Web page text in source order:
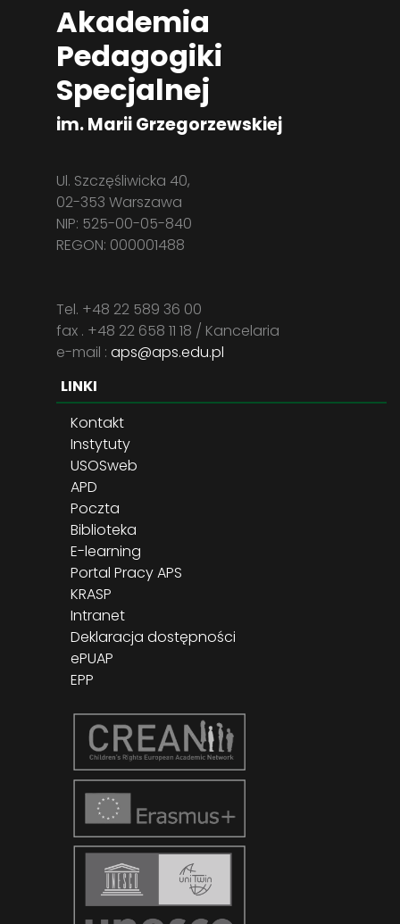
Akademia
Pedagogiki
Specjalnej
im. Marii Grzegorzewskiej
Ul. Szczęśliwicka 40,
02-353 Warszawa
NIP: 525-00-05-840
REGON: 000001488
Tel. +48 22 589 36 00
fax . +48 22 658 11 18 / Kancelaria
e-mail : aps@aps.edu.pl
LINKI
Kontakt
Instytuty
USOSweb
APD
Poczta
Biblioteka
E-learning
Portal Pracy APS
KRASP
Intranet
Deklaracja dostępności
ePUAP
EPP